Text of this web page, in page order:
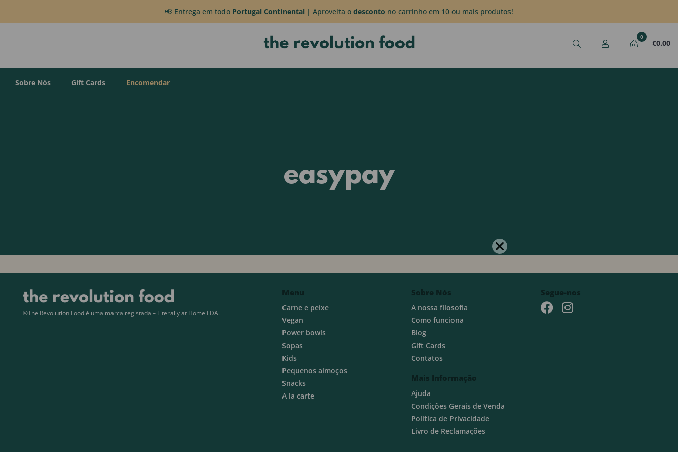
📢 Entrega em todo Portugal Continental | Aproveita o desconto no carrinho em 10 ou mais produtos!
0
€0.00
Sobre Nós Gift Cards Encomendar
easypay
®The Revolution Food é uma marca registada – Literally at Home LDA.
Menu
Carne e peixe
Vegan
Power bowls
Sopas
Kids
Pequenos almoços
Snacks
A la carte
Sobre Nós
A nossa filosofia
Como funciona
Blog
Gift Cards
Contatos
Mais Informação
Ajuda
Condições Gerais de Venda
Política de Privacidade
Livro de Reclamações
Segue-nos